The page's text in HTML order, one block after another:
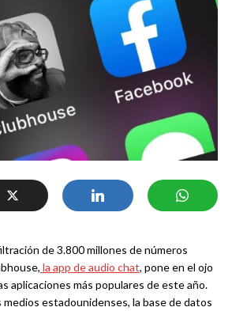
de 3.800 millones de números
la app de audio chat, pone en el ojo
aplicaciones más populares de este año.
medios estadounidenses, la base de datos